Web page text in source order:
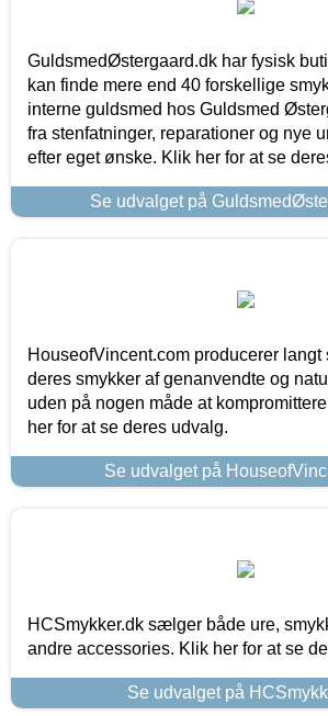
GuldsmedØstergaard.dk har fysisk
kan finde mere end 40 forskellige
interne guldsmed hos Guldsmed
fra stenfatninger, reparationer og nye
efter eget ønske. Klik her for at se
Se udvalget på
HouseofVincent.com producerer langt
deres smykker af genanvendte og
uden på nogen måde at
her for at se deres udvalg.
Se udvalget på
HCSmykker.dk sælger både ure,
andre accessories. Klik her for at se
Se udvalget på